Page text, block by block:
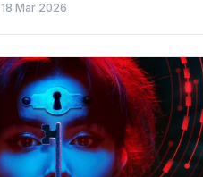
18 Mar 2026